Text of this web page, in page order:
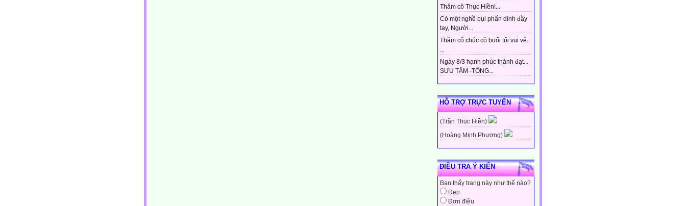
Thăm cô Thục Hiền!...
Có một nghề bụi phấn dính đầy
tay, Người...
Thăm cô chúc cô buổi tối vui vẻ.
...
Ngày 8/3 hạnh phúc thành đạt...
SƯU TẦM -TỔNG...
HỖ TRỢ TRỰC TUYẾN
(Trần Thục Hiền)
(Hoàng Minh Phương)
ĐIỀU TRA Ý KIẾN
Bạn thấy trang này như thế nào?
Đẹp
Đơn điệu